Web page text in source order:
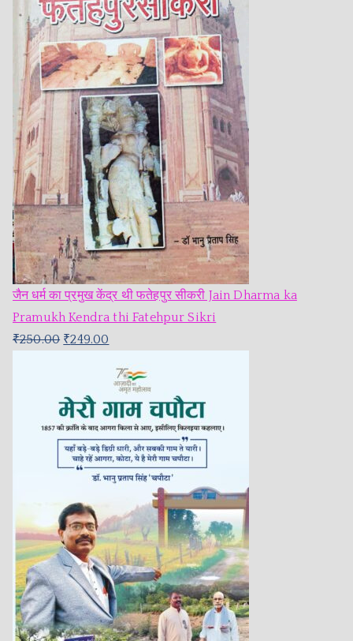
जैन धर्म का प्रमुख केंद्र थी फतेहपुर सीकरी Jain Dharma ka
Pramukh Kendra thi Fatehpur Sikri
₹250.00 ₹249.00